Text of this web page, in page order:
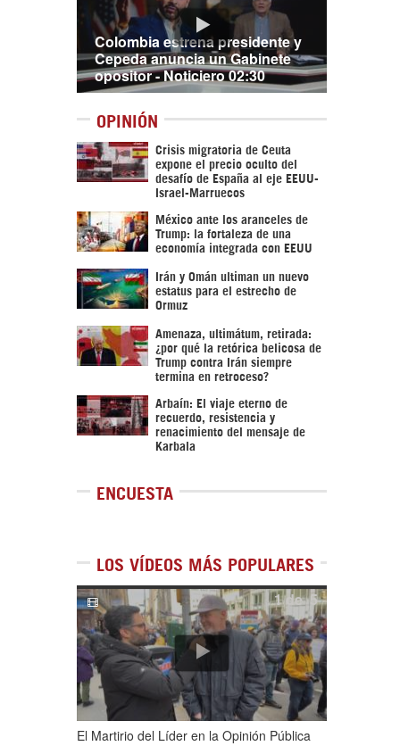
Colombia estrena presidente y
Cepeda anuncia un Gabinete
opositor - Noticiero 02:30
OPINIÓN
Crisis migratoria de Ceuta
expone el precio oculto del
desafío de España al eje EEUU-
Israel-Marruecos
México ante los aranceles de
Trump: la fortaleza de una
economía integrada con EEUU
Irán y Omán ultiman un nuevo
estatus para el estrecho de
Ormuz
Amenaza, ultimátum, retirada:
¿por qué la retórica belicosa de
Trump contra Irán siempre
termina en retroceso?
Arbaín: El viaje eterno de
recuerdo, resistencia y
renacimiento del mensaje de
Karbala
ENCUESTA
LOS VÍDEOS MÁS POPULARES
1de5
El Martirio del Líder en la Opinión Pública